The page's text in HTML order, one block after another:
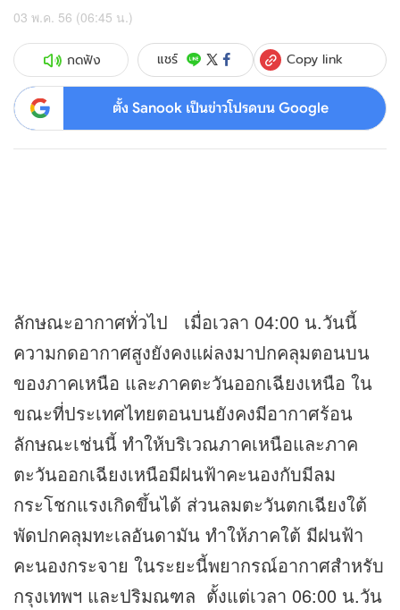
03 พ.ค. 56 (06:45 น.)
กดฟัง แชร์ Copy link
ตั้ง Sanook เป็นข่าวโปรดบน Google
ลักษณะอากาศทั่วไป เมื่อเวลา 04:00 น.วันนี้
ความกดอากาศสูงยังคงแผ่ลงมาปกคลุมตอนบน
ของภาคเหนือ และภาคตะวันออกเฉียงเหนือ ใน
ขณะที่ประเทศไทยตอนบนยังคงมีอากาศร้อน
ลักษณะเช่นนี้ ทำให้บริเวณภาคเหนือและภาค
ตะวันออกเฉียงเหนือมีฝนฟ้าคะนองกับมีลม
กระโชกแรงเกิดขึ้นได้ ส่วนลมตะวันตกเฉียงใต้
พัดปกคลุมทะเลอันดามัน ทำให้ภาคใต้ มีฝนฟ้า
คะนองกระจาย ในระยะนี้พยากรณ์อากาศสำหรับ
กรุงเทพฯ และปริมณฑล ตั้งแต่เวลา 06:00 น.วัน